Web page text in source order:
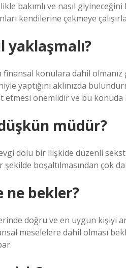
bakımlı ve nasıl
kendilerine çekmeye
yaklaşmalı?
konulara dahil olmanız
yaptığını aklınızda
etmesi önemlidir ve bu konuda
müdür?
dolu bir ilişkide düzenli
boşaltılmasından çok
ne bekler?
doğru ve en uygun kişiyi
meselelere dahil olması